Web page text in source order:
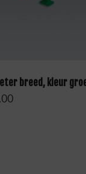
WINKELWAGEN
breed, kleur